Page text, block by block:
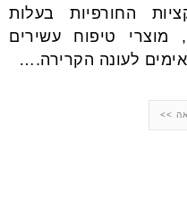
החורפיות בעלות
מוצרי טיפוח עשירים
לעונה הקרירה.…
>>